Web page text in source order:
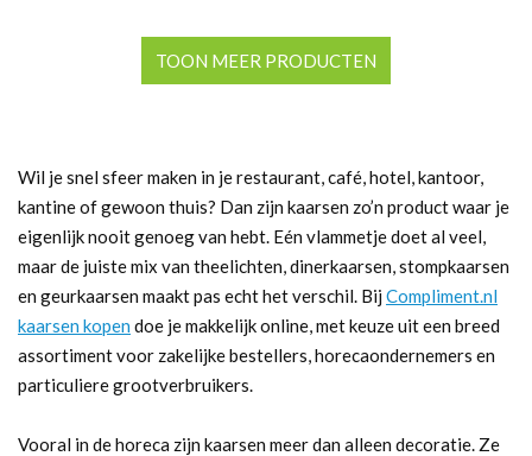
TOON MEER PRODUCTEN
Wil je snel sfeer maken in je restaurant, café, hotel, kantoor,
kantine of gewoon thuis? Dan zijn kaarsen zo’n product waar je
eigenlijk nooit genoeg van hebt. Eén vlammetje doet al veel,
maar de juiste mix van theelichten, dinerkaarsen, stompkaarsen
en geurkaarsen maakt pas echt het verschil. Bij Compliment.nl
kaarsen kopen doe je makkelijk online, met keuze uit een breed
assortiment voor zakelijke bestellers, horecaondernemers en
particuliere grootverbruikers.
Vooral in de horeca zijn kaarsen meer dan alleen decoratie. Ze